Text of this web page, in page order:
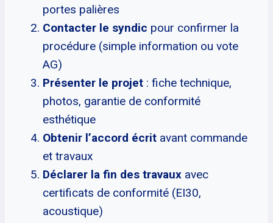
portes palières
Contacter le syndic pour confirmer la
procédure (simple information ou vote
AG)
Présenter le projet : fiche technique,
photos, garantie de conformité
esthétique
Obtenir l’accord écrit avant commande
et travaux
Déclarer la fin des travaux avec
certificats de conformité (EI30,
acoustique)